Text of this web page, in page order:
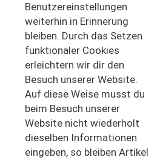
Benutzereinstellungen
weiterhin in Erinnerung
bleiben. Durch das Setzen
funktionaler Cookies
erleichtern wir dir den
Besuch unserer Website.
Auf diese Weise musst du
beim Besuch unserer
Website nicht wiederholt
dieselben Informationen
eingeben, so bleiben Artikel